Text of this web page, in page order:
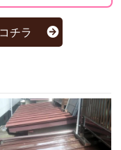
チラ